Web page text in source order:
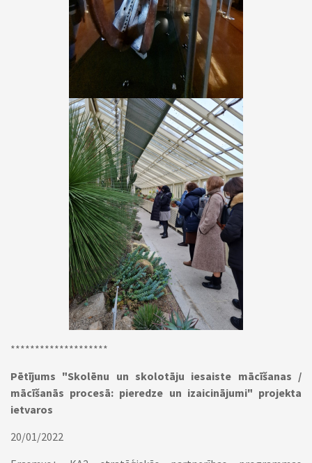
********************
Pētījums "Skolēnu un skolotāju iesaiste mācīšanas /
mācīšanās procesā: pieredze un izaicinājumi" projekta
ietvaros
20/01/2022